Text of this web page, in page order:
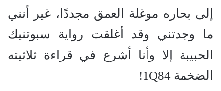
إلى بحاره موغلة العمق مجددًا، غير أنني
ما وجدتني وقد أغلقت رواية سبوتنيك
الحبيبة إلا وأنا أشرع في قراءة ثلاثيته
الضخمة 1Q84!